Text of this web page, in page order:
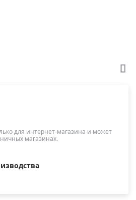
для интернет-магазина и может
магазинах.